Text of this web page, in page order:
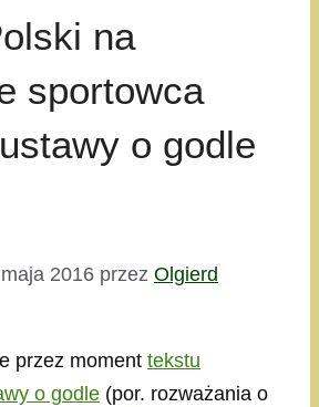
na
sportowca
o godle
2016 przez Olgierd
przez moment tekstu
o godle (por. rozważania o